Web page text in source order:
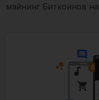
майнинг Биткоинов